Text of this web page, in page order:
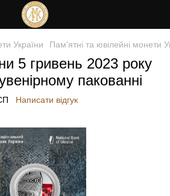
України Пам'ятні та ювілейні монети
5 гривень 2023 року
пакованні
Написати відгук